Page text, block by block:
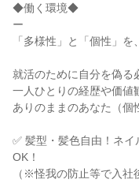
◆働く環境◆
ー
「多様性」と「個性」
就活のために自分を偽る
一人ひとりの経歴や価値
ありのままのあなた（個
✅ 髪型・髪色自由！ネ
OK！
（※怪我の防止等で入社